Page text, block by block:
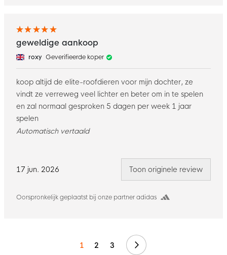
17 jun. 2026
Oorspronkelijk geplaatst bij onze partner adidas
geweldige aankoop
roxy Geverifieerde koper
koop altijd de elite-roofdieren voor mijn dochter, ze
vindt ze verreweg veel lichter en beter om in te spelen
en zal normaal gesproken 5 dagen per week 1 jaar
spelen
Automatisch vertaald
Toon originele review
1 2 3 Volgende